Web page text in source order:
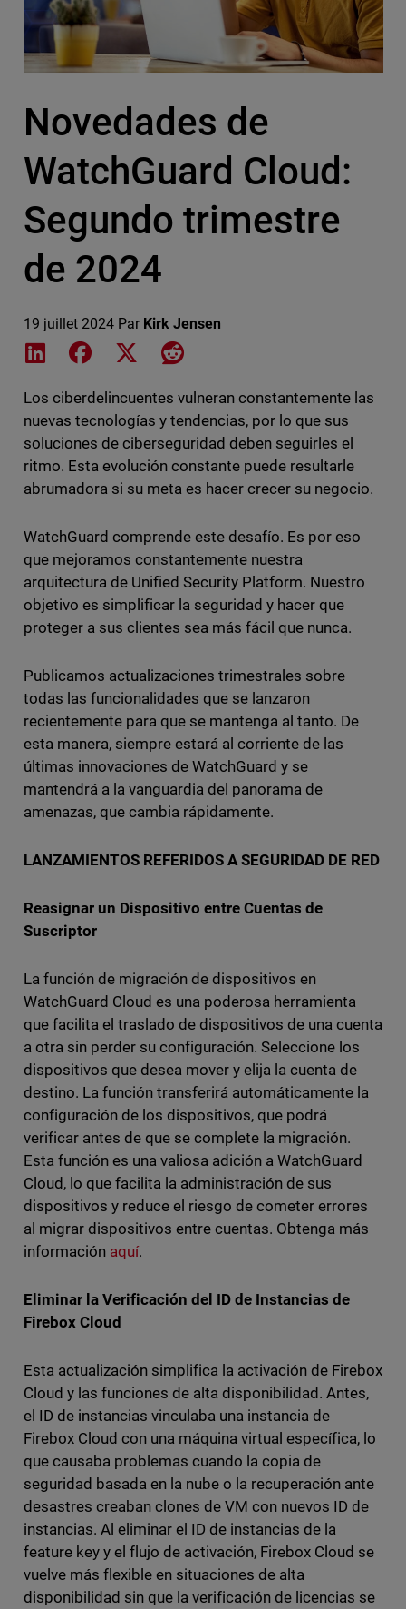
Novedades de
WatchGuard Cloud:
Segundo trimestre
de 2024
19 juillet 2024 Par Kirk Jensen
Share on LinkedIn
Share on Facebook
Share on XShare on Reddit
Los ciberdelincuentes vulneran constantemente las
nuevas tecnologías y tendencias, por lo que sus
soluciones de ciberseguridad deben seguirles el
ritmo. Esta evolución constante puede resultarle
abrumadora si su meta es hacer crecer su negocio.
WatchGuard comprende este desafío. Es por eso
que mejoramos constantemente nuestra
arquitectura de Unified Security Platform. Nuestro
objetivo es simplificar la seguridad y hacer que
proteger a sus clientes sea más fácil que nunca.
Publicamos actualizaciones trimestrales sobre
todas las funcionalidades que se lanzaron
recientemente para que se mantenga al tanto. De
esta manera, siempre estará al corriente de las
últimas innovaciones de WatchGuard y se
mantendrá a la vanguardia del panorama de
amenazas, que cambia rápidamente.
LANZAMIENTOS REFERIDOS A SEGURIDAD DE RED
Reasignar un Dispositivo entre Cuentas de
Suscriptor
La función de migración de dispositivos en
WatchGuard Cloud es una poderosa herramienta
que facilita el traslado de dispositivos de una cuenta
a otra sin perder su configuración. Seleccione los
dispositivos que desea mover y elija la cuenta de
destino. La función transferirá automáticamente la
configuración de los dispositivos, que podrá
verificar antes de que se complete la migración.
Esta función es una valiosa adición a WatchGuard
Cloud, lo que facilita la administración de sus
dispositivos y reduce el riesgo de cometer errores
al migrar dispositivos entre cuentas. Obtenga más
información aquí.
Eliminar la Verificación del ID de Instancias de
Firebox Cloud
Esta actualización simplifica la activación de Firebox
Cloud y las funciones de alta disponibilidad. Antes,
el ID de instancias vinculaba una instancia de
Firebox Cloud con una máquina virtual específica, lo
que causaba problemas cuando la copia de
seguridad basada en la nube o la recuperación ante
desastres creaban clones de VM con nuevos ID de
instancias. Al eliminar el ID de instancias de la
feature key y el flujo de activación, Firebox Cloud se
vuelve más flexible en situaciones de alta
disponibilidad sin que la verificación de licencias se